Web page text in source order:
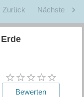
Zurück Nächste
Bewerten